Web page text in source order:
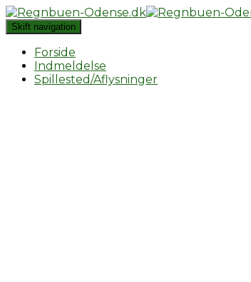
Skift navigation
Forside
Indmeldelse
Spillested/Aflysninger